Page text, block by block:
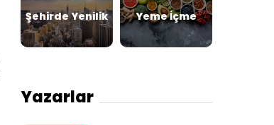
Şehirde Yenilik Yeme İçme
Yazarlar